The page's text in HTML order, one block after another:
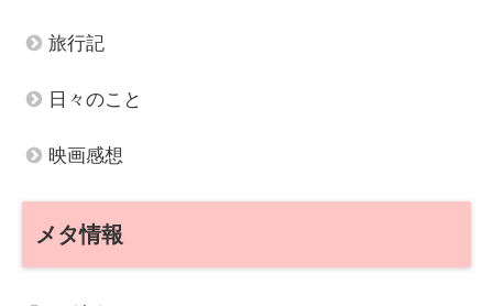
旅行記
日々のこと
映画感想
メタ情報